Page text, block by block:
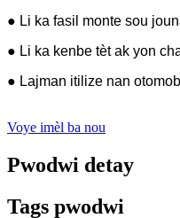
● Li ka fasil monte sou
● Li ka kenbe tèt ak yon
● Lajman itilize nan
Voye imèl ba nou
Pwodwi detay
Tags pwodwi